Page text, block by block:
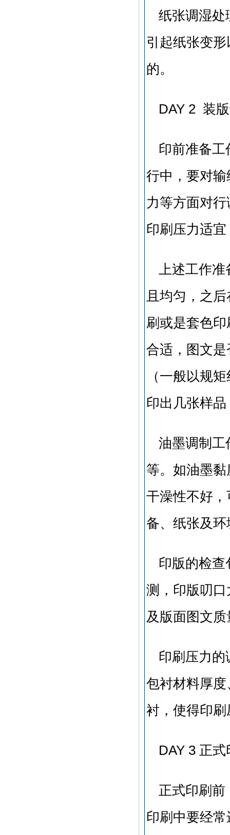
纸张调湿处
引起纸张变
的。
DAY 2 装
印前准备
行中，要对
力等方面对
印刷压力适
上述工作准
且均匀，之
刷或是套色
合适，图文
（一般以规
印出几张样
油墨调制工
等。如油墨
干澡性不好
备、纸张及
印版的检
测，印版叨
及版面图文
印刷压力
包衬材料厚
衬，使得印
DAY 3 正式
正式印刷
印刷中要经